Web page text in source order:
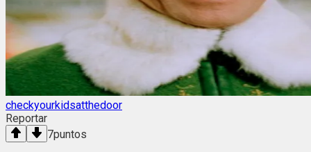
checkyourkidsatthedoor
Reportar
7puntos